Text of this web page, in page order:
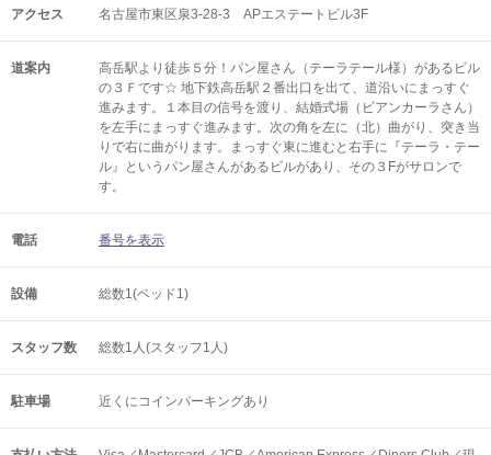
アクセス 名古屋市東区泉3-28-3 APエステートビル3F
道案内
高岳駅より徒歩５分！パン屋さん（テーラテール様）があるビル
の３Ｆです☆ 地下鉄高岳駅２番出口を出て、道沿いにまっすぐ
進みます。１本目の信号を渡り、結婚式場（ビアンカーラさん）
を左手にまっすぐ進みます。次の角を左に（北）曲がり、突き当
りで右に曲がります。まっすぐ東に進むと右手に『テーラ・テー
ル』というパン屋さんがあるビルがあり、その３Fがサロンで
す。
電話 番号を表示
設備 総数1(ベッド1)
スタッフ数 総数1人(スタッフ1人)
駐車場 近くにコインパーキングあり